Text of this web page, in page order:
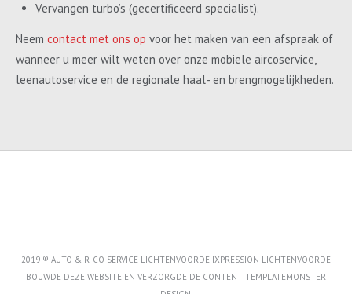
Vervangen turbo’s (gecertificeerd specialist).
Neem contact met ons op voor het maken van een afspraak of
wanneer u meer wilt weten over onze mobiele aircoservice,
leenautoservice en de regionale haal- en brengmogelijkheden.
2019 ® AUTO & R-CO SERVICE LICHTENVOORDE IXPRESSION LICHTENVOORDE
BOUWDE DEZE WEBSITE EN VERZORGDE DE CONTENT TEMPLATEMONSTER